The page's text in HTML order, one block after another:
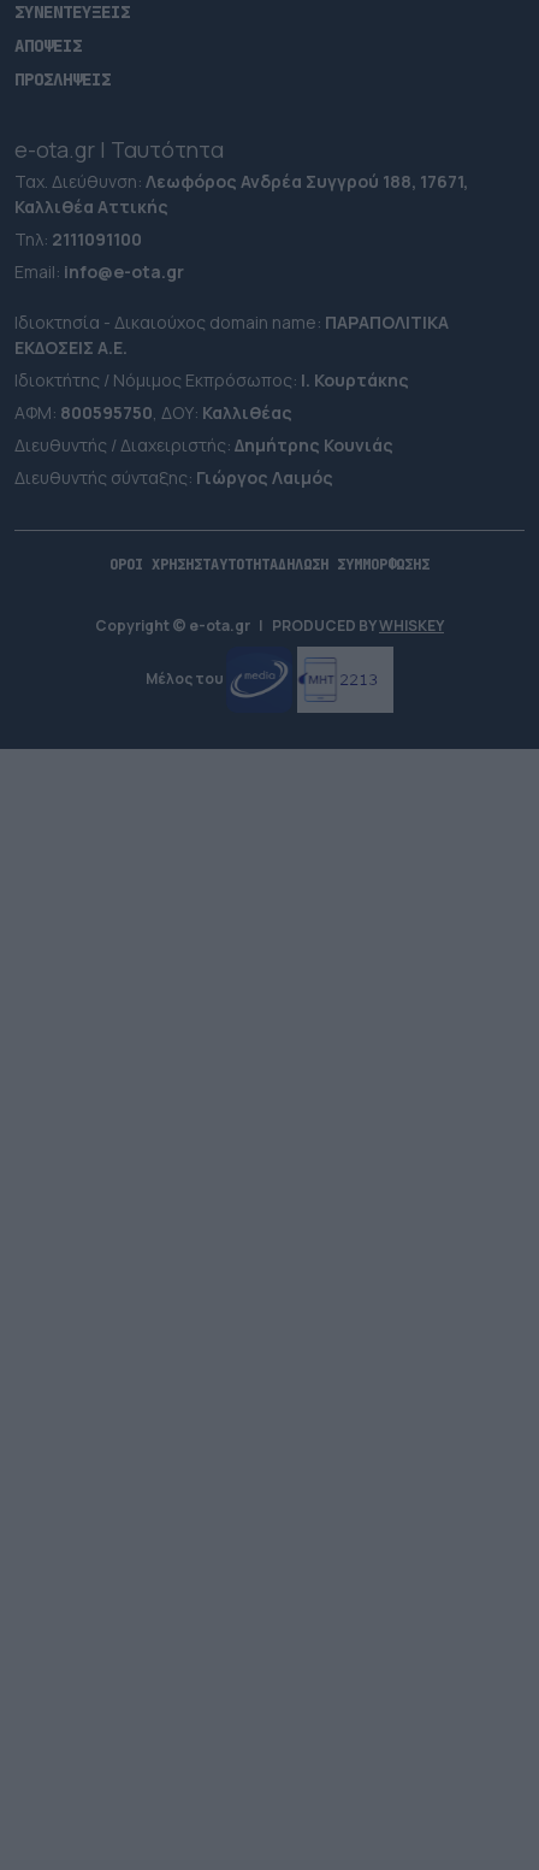
ΣΥΝΕΝΤΕΥΞΕΙΣ
ΑΠΟΨΕΙΣ
ΠΡΟΣΛΗΨΕΙΣ
e-ota.gr | Ταυτότητα
Ταχ. Διεύθυνση: Λεωφόρος Ανδρέα Συγγρού 188, 17671,
Καλλιθέα Αττικής
Τηλ: 2111091100
Εmail: info@e-ota.gr
Ιδιοκτησία - Δικαιούχος domain name: ΠΑΡΑΠΟΛΙΤΙΚΑ
ΕΚΔΟΣΕΙΣ A.E.
Ιδιοκτήτης / Νόμιμος Εκπρόσωπος: Ι. Κουρτάκης
ΑΦΜ: 800595750, ΔΟΥ: Καλλιθέας
Διευθυντής / Διαχειριστής: Δημήτρης Κουνιάς
Διευθυντής σύνταξης: Γιώργος Λαιμός
ΟΡΟΙ ΧΡΗΣΗΣΤΑΥΤΟΤΗΤΑΔΗΛΩΣΗ ΣΥΜΜΟΡΦΩΣΗΣ
Copyright © e-ota.gr | PRODUCED BYWHISKEY
Μέλος του